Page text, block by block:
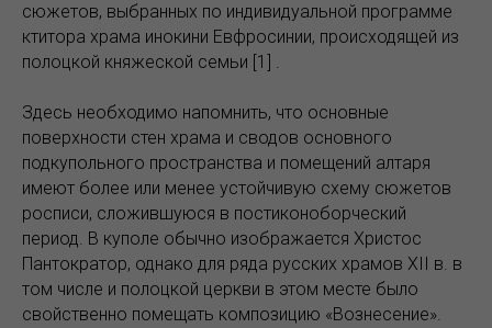
сюжетов, выбранных по индивидуальной программе
ктитора храма инокини Евфросинии, происходящей из
полоцкой княжеской семьи [1] .
Здесь необходимо напомнить, что основные
поверхности стен храма и сводов основного
подкупольного пространства и помещений алтаря
имеют более или менее устойчивую схему сюжетов
росписи, сложившуюся в постиконоборческий
период. В куполе обычно изображается Христос
Пантократор, однако для ряда русских храмов XII в. в
том числе и полоцкой церкви в этом месте было
свойственно помещать композицию «Вознесение».